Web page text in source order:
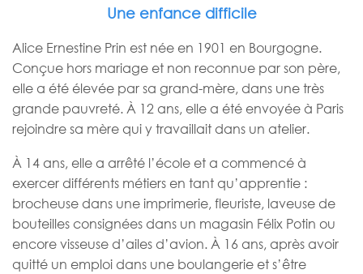
Une enfance difficile
Alice Ernestine Prin est née en 1901 en Bourgogne.
Conçue hors mariage et non reconnue par son père,
elle a été élevée par sa grand-mère, dans une très
grande pauvreté. À 12 ans, elle a été envoyée à Paris
rejoindre sa mère qui y travaillait dans un atelier.
À 14 ans, elle a arrêté l’école et a commencé à
exercer différents métiers en tant qu’apprentie :
brocheuse dans une imprimerie, fleuriste, laveuse de
bouteilles consignées dans un magasin Félix Potin ou
encore visseuse d’ailes d’avion. À 16 ans, après avoir
quitté un emploi dans une boulangerie et s’être